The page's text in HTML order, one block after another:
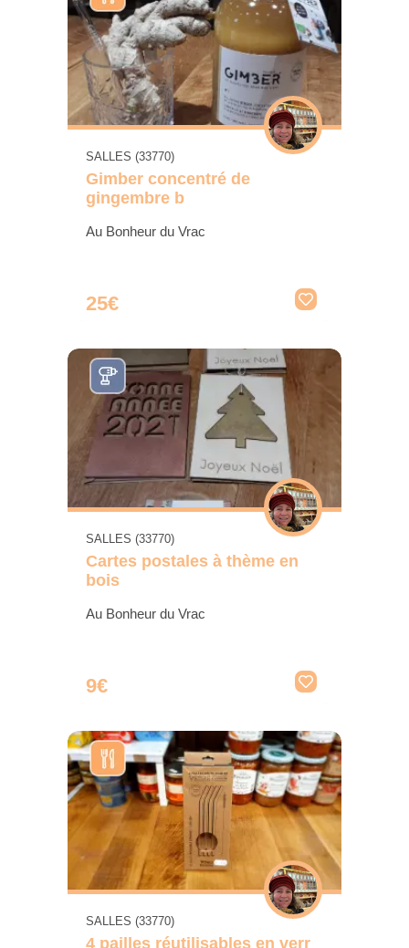
SALLES (33770)
Gimber concentré de
gingembre b
Au Bonheur du Vrac
25€
SALLES (33770)
Cartes postales à thème en
bois
Au Bonheur du Vrac
9€
SALLES (33770)
4 pailles réutilisables en verr